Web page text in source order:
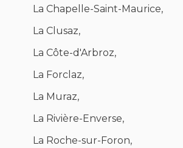
La Chapelle-Saint-Maurice,
La Clusaz,
La Côte-d'Arbroz,
La Forclaz,
La Muraz,
La Rivière-Enverse,
La Roche-sur-Foron,